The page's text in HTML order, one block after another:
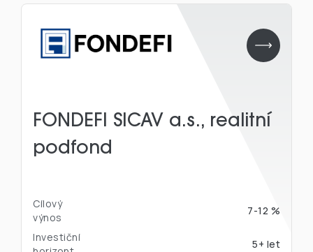
FONDEFI SICAV a.s., realitní
podfond
Cílový
výnos
7-12 %
Investiční
5+ let